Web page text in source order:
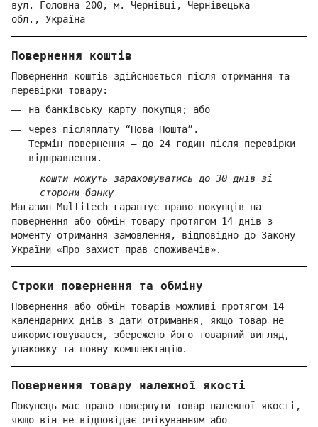
вул. Головна 200, м. Чернівці, Чернівецька
обл., Україна
Повернення коштів
Повернення коштів здійснюється після отримання та
перевірки товару:
на банківську карту покупця; або
через післяплату “Нова Пошта”.
Термін повернення — до 24 годин після перевірки
відправлення.
кошти можуть зараховуватись до 30 днів зі
сторони банку
Магазин Multitech гарантує право покупців на
повернення або обмін товару протягом 14 днів з
моменту отримання замовлення, відповідно до Закону
України «Про захист прав споживачів».
Строки повернення та обміну
Повернення або обмін товарів можливі протягом 14
календарних днів з дати отримання, якщо товар не
використовувався, збережено його товарний вигляд,
упаковку та повну комплектацію.
Повернення товару належної якості
Покупець має право повернути товар належної якості,
якщо він не відповідає очікуванням або